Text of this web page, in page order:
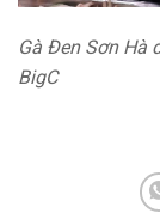
Gà Đen Sơn Hà
BigC